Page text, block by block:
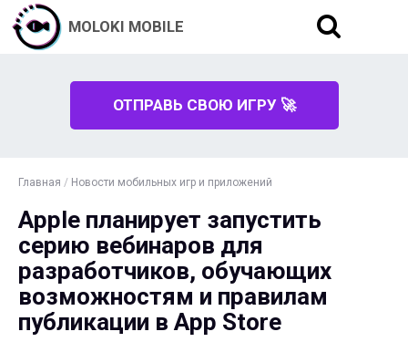
MOLOKI MOBILE
ОТПРАВЬ СВОЮ ИГРУ 🚀
Главная / Новости мобильных игр и приложений
Apple планирует запустить
серию вебинаров для
разработчиков, обучающих
возможностям и правилам
публикации в App Store